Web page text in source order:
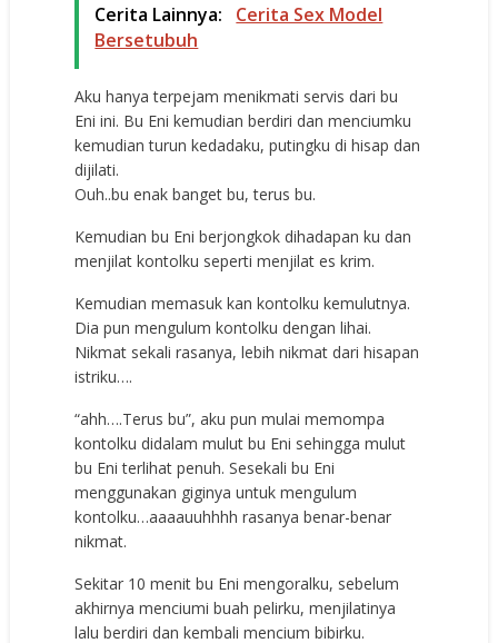
Cerita Lainnya:
Cerita Sex Model
Bersetubuh
Aku hanya terpejam menikmati servis dari bu
Eni ini. Bu Eni kemudian berdiri dan menciumku
kemudian turun kedadaku, putingku di hisap dan
dijilati.
Ouh..bu enak banget bu, terus bu.
Kemudian bu Eni berjongkok dihadapan ku dan
menjilat kontolku seperti menjilat es krim.
Kemudian memasuk kan kontolku kemulutnya.
Dia pun mengulum kontolku dengan lihai.
Nikmat sekali rasanya, lebih nikmat dari hisapan
istriku….
“ahh….Terus bu”, aku pun mulai memompa
kontolku didalam mulut bu Eni sehingga mulut
bu Eni terlihat penuh. Sesekali bu Eni
menggunakan giginya untuk mengulum
kontolku…aaaauuhhhh rasanya benar-benar
nikmat.
Sekitar 10 menit bu Eni mengoralku, sebelum
akhirnya menciumi buah pelirku, menjilatinya
lalu berdiri dan kembali mencium bibirku.